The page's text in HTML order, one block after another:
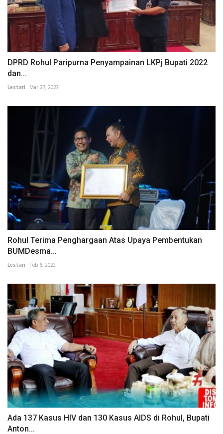
DPRD Rohul Paripurna Penyampainan LKPj Bupati 2022
dan...
Lestari Mar 27, 2023
Rohul Terima Penghargaan Atas Upaya Pembentukan
BUMDesma...
Lestari Feb 6, 2023
Ada 137 Kasus HIV dan 130 Kasus AIDS di Rohul, Bupati
Anton...